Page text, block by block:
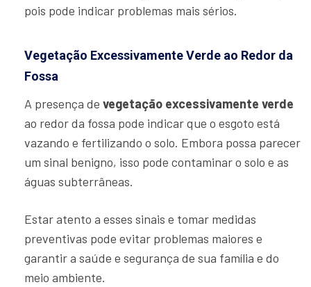
pois pode indicar problemas mais sérios.
Vegetação Excessivamente Verde ao Redor da
Fossa
A presença de vegetação excessivamente verde
ao redor da fossa pode indicar que o esgoto está
vazando e fertilizando o solo. Embora possa parecer
um sinal benigno, isso pode contaminar o solo e as
águas subterrâneas.
Estar atento a esses sinais e tomar medidas
preventivas pode evitar problemas maiores e
garantir a saúde e segurança de sua família e do
meio ambiente.